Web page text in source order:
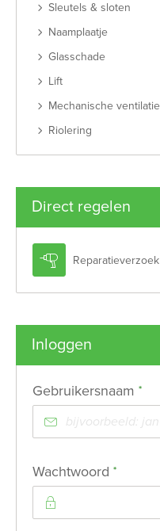
Sleutels & sloten
Naamplaatje
Glasschade
Lift
Mechanische ventilatie
Riolering
Direct regelen

Inloggen
Gebruikersnaam *
Wachtwoord *